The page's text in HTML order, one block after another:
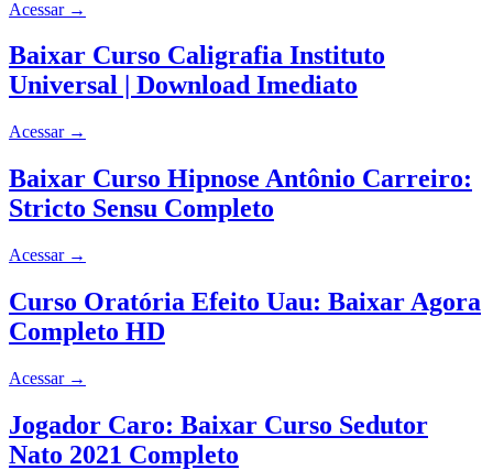
Acessar →
Baixar Curso Caligrafia Instituto
Universal | Download Imediato
Acessar →
Baixar Curso Hipnose Antônio Carreiro:
Stricto Sensu Completo
Acessar →
Curso Oratória Efeito Uau: Baixar Agora
Completo HD
Acessar →
Jogador Caro: Baixar Curso Sedutor
Nato 2021 Completo